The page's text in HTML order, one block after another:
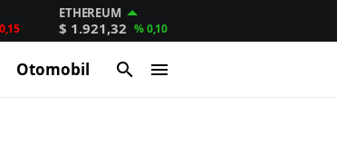
ETHEREUM
$ 1.921,32 % 0,10
Otomobil